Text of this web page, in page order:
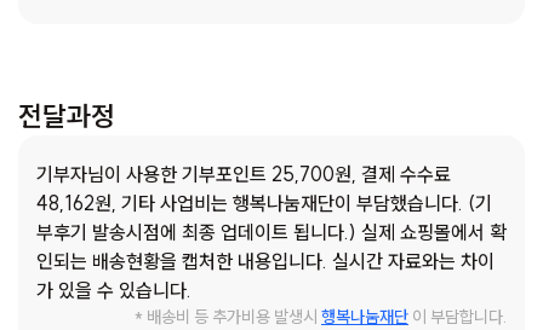
전달과정
기부자님이 사용한 기부포인트 25,700원, 결제 수수료
48,162원, 기타 사업비는 행복나눔재단이 부담했습니다. (기
부후기 발송시점에 최종 업데이트 됩니다.) 실제 쇼핑몰에서 확
인되는 배송현황을 캡처한 내용입니다. 실시간 자료와는 차이
가 있을 수 있습니다.
* 배송비 등 추가비용 발생시 행복나눔재단 이 부담합니다.